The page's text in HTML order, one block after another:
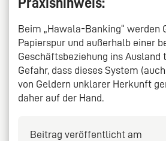
Beim „Hawala-Banking“ werden
Papierspur und außerhalb einer
Geschäftsbeziehung ins Ausland
Gefahr, dass dieses System
von Geldern unklarer Herkunft
daher auf der Hand.
Beitrag veröffentlicht am